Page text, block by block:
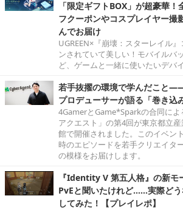
「限定ギフトBOX」が超豪華
フクーポンやコスプレイヤー撮
んでお届け
UGREEN×『崩壊：スターレイル
ンされていて美しい！モバイルバ
ど、ゲームと一緒に使いたいデバ
若手抜擢の環境で学んだこと
プロデューサーが語る「巻き込
4GamerとGame*Sparkの合同によ
アクエスト」の第4回が東京都立
館で開催されました。このイベン
時のエピソードを若手クリエイタ
の模様をお届けします。
『Identity V 第五人格』の新モ
PvEと聞いたけれど……実際ど
してみた！【プレイレポ】